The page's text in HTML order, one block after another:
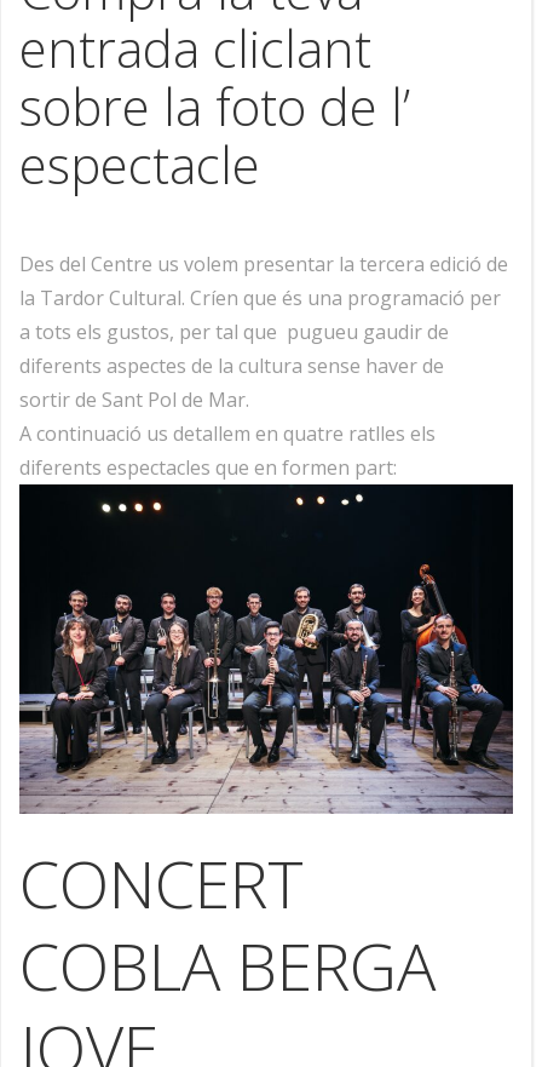
entrada cliclant
sobre la foto de l’
espectacle
Des del Centre us volem presentar la tercera edició de
la Tardor Cultural. Críen que és una programació per
a tots els gustos, per tal que pugueu gaudir de
diferents aspectes de la cultura sense haver de
sortir de Sant Pol de Mar.
A continuació us detallem en quatre ratlles els
diferents espectacles que en formen part:
CONCERT
COBLA BERGA
JOVE